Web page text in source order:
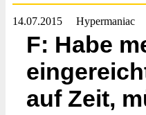
14.07.2015 Hypermaniac
F: Habe
auf Zeit,